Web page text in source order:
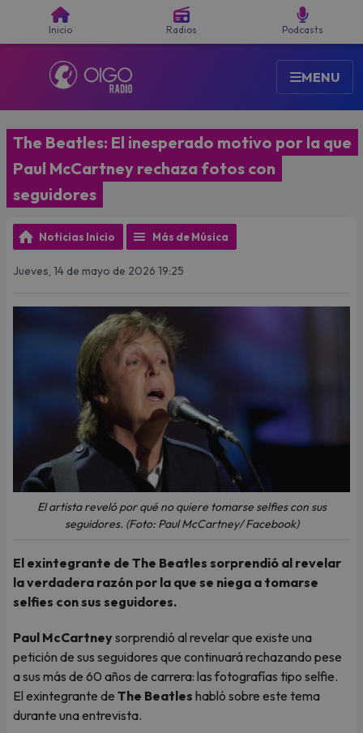
Inicio Radios Podcasts
MENU
The Beatles: El inesperado motivo por la que
Paul McCartney rechaza fotos con
seguidores
Noticias Inicio Más de Música
Jueves, 14 de mayo de 2026 19:25
El artista reveló por qué no quiere tomarse selfies con sus
seguidores. (Foto: Paul McCartney/ Facebook)
El exintegrante de The Beatles sorprendió al revelar
la verdadera razón por la que se niega a tomarse
selfies con sus seguidores.
Paul McCartneysorprendió al revelar que existe una
petición de sus seguidores que continuará rechazando pese
a sus más de 60 años de carrera: las fotografías tipo selfie.
El exintegrante de The Beatles habló sobre este tema
durante una entrevista.